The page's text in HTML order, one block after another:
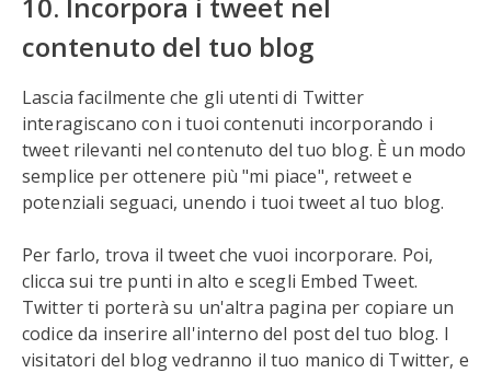
contenuto del tuo blog
Lascia facilmente che gli utenti di Twitter
interagiscano con i tuoi contenuti incorporando i
tweet rilevanti nel contenuto del tuo blog. È un modo
semplice per ottenere più "mi piace", retweet e
potenziali seguaci, unendo i tuoi tweet al tuo blog.
Per farlo, trova il tweet che vuoi incorporare. Poi,
clicca sui tre punti in alto e scegli Embed Tweet.
Twitter ti porterà su un'altra pagina per copiare un
codice da inserire all'interno del post del tuo blog. I
visitatori del blog vedranno il tuo manico di Twitter, e